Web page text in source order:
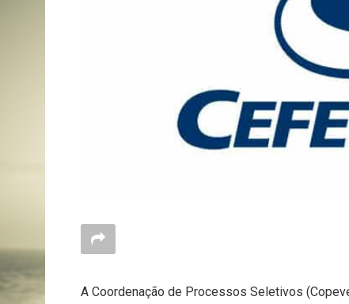
A Coordenação de Processos Seletivos